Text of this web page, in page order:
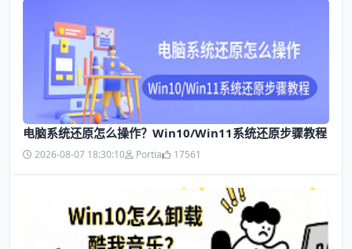
电脑系统还原怎么操作？Win10/Win11系统还原步骤教程
2026-08-07 18:30:10 Portia 17561